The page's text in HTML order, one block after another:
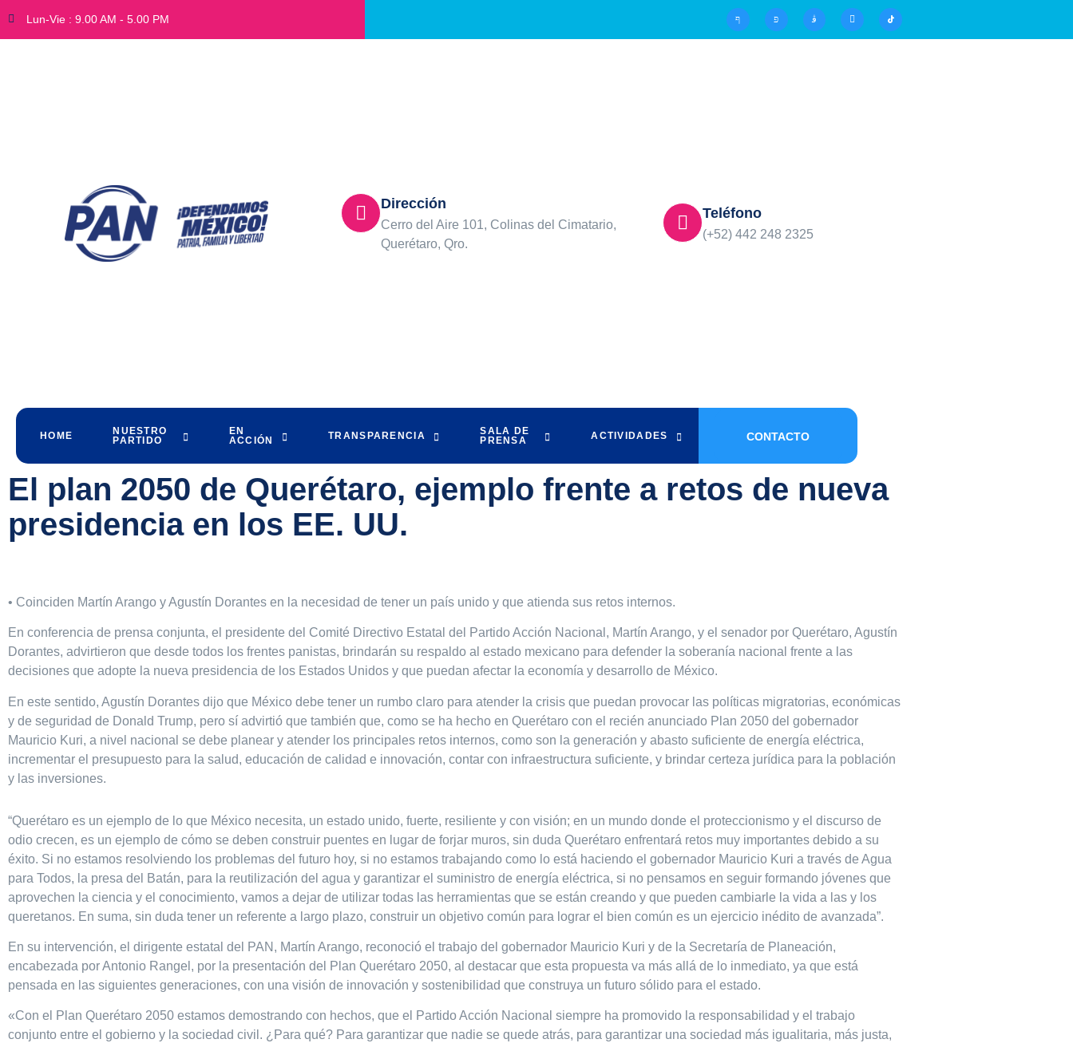
Lun-Vie : 9.00 AM - 5.00 PM
Dirección
Cerro del Aire 101, Colinas del Cimatario,
Querétaro, Qro.
Teléfono
(+52) 442 248 2325
HOME
NUESTRO
PARTIDO
EN
ACCIÓN
TRANSPARENCIA
SALA DE
PRENSA
ACTIVIDADES CONTACTO
El plan 2050 de Querétaro, ejemplo frente a retos de nueva
presidencia en los EE. UU.
•⁠ ⁠Coinciden Martín Arango y Agustín Dorantes en la necesidad de tener un país unido y que atienda sus retos internos.
En conferencia de prensa conjunta, el presidente del Comité Directivo Estatal del Partido Acción Nacional, Martín Arango, y el senador por Querétaro, Agustín
Dorantes, advirtieron que desde todos los frentes panistas, brindarán su respaldo al estado mexicano para defender la soberanía nacional frente a las
decisiones que adopte la nueva presidencia de los Estados Unidos y que puedan afectar la economía y desarrollo de México.
En este sentido, Agustín Dorantes dijo que México debe tener un rumbo claro para atender la crisis que puedan provocar las políticas migratorias, económicas
y de seguridad de Donald Trump, pero sí advirtió que también que, como se ha hecho en Querétaro con el recién anunciado Plan 2050 del gobernador
Mauricio Kuri, a nivel nacional se debe planear y atender los principales retos internos, como son la generación y abasto suficiente de energía eléctrica,
incrementar el presupuesto para la salud, educación de calidad e innovación, contar con infraestructura suficiente, y brindar certeza jurídica para la población
y las inversiones.
“Querétaro es un ejemplo de lo que México necesita, un estado unido, fuerte, resiliente y con visión; en un mundo donde el proteccionismo y el discurso de
odio crecen, es un ejemplo de cómo se deben construir puentes en lugar de forjar muros, sin duda Querétaro enfrentará retos muy importantes debido a su
éxito. Si no estamos resolviendo los problemas del futuro hoy, si no estamos trabajando como lo está haciendo el gobernador Mauricio Kuri a través de Agua
para Todos, la presa del Batán, para la reutilización del agua y garantizar el suministro de energía eléctrica, si no pensamos en seguir formando jóvenes que
aprovechen la ciencia y el conocimiento, vamos a dejar de utilizar todas las herramientas que se están creando y que pueden cambiarle la vida a las y los
queretanos. En suma, sin duda tener un referente a largo plazo, construir un objetivo común para lograr el bien común es un ejercicio inédito de avanzada”.
En su intervención, el dirigente estatal del PAN, Martín Arango, reconoció el trabajo del gobernador Mauricio Kuri y de la Secretaría de Planeación,
encabezada por Antonio Rangel, por la presentación del Plan Querétaro 2050, al destacar que esta propuesta va más allá de lo inmediato, ya que está
pensada en las siguientes generaciones, con una visión de innovación y sostenibilidad que construya un futuro sólido para el estado.
«Con el Plan Querétaro 2050 estamos demostrando con hechos, que el Partido Acción Nacional siempre ha promovido la responsabilidad y el trabajo
conjunto entre el gobierno y la sociedad civil. ¿Para qué? Para garantizar que nadie se quede atrás, para garantizar una sociedad más igualitaria, más justa,